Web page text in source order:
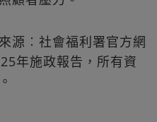
源︰社會福利署官方網
年施政報告，所有資